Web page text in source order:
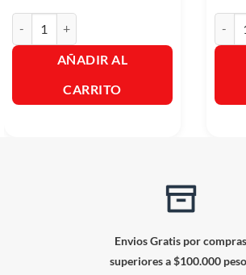
AÑADIR AL
CARRITO
Envios Gratis por compras
superiores a $100.000